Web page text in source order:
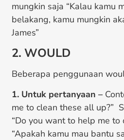
mungkin saja “Kalau kamu
belakang, kamu mungkin
James”
2. WOULD
Beberapa penggunaan
1. Untuk pertanyaan –
me to clean these all up?”
“Do you want to help me to
“Apakah kamu mau bantu